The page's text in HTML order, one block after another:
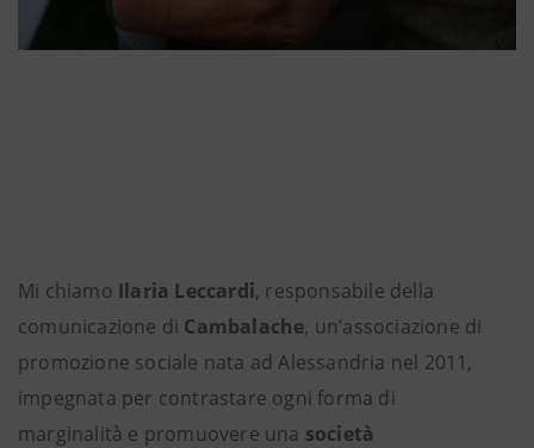
Mi chiamo Ilaria Leccardi, responsabile della
comunicazione di Cambalache, un’associazione di
promozione sociale nata ad Alessandria nel 2011,
impegnata per contrastare ogni forma di
marginalità e promuovere una società